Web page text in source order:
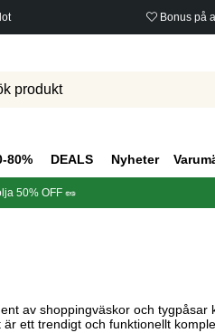
Bonus på
80% DEALS Nyheter
50% OFF 🥜
av shoppingväskor och
ett trendigt och funktionellt